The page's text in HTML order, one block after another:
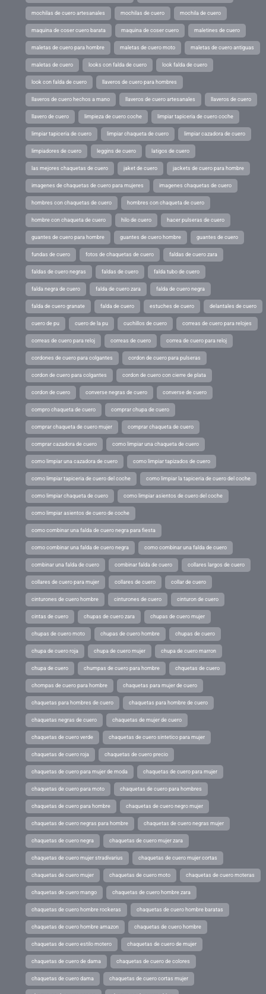
mochilas de cuero artesanales mochilas de cuero mochila de cuero
maquina de coser cuero barata maquina de coser cuero maletines de cuero
maletas de cuero para hombre maletas de cuero moto maletas de cuero antiguas
maletas de cuero looks con falda de cuero look falda de cuero
look con falda de cuero llaveros de cuero para hombres
llaveros de cuero hechos a mano llaveros de cuero artesanales llaveros de cuero
llavero de cuero limpieza de cuero coche limpiar tapiceria de cuero coche
limpiar tapiceria de cuero limpiar chaqueta de cuero limpiar cazadora de cuero
limpiadores de cuero leggins de cuero latigos de cuero
las mejores chaquetas de cuero jaket de cuero jackets de cuero para hombre
imagenes de chaquetas de cuero para mujeres imagenes chaquetas de cuero
hombres con chaquetas de cuero hombres con chaqueta de cuero
hombre con chaqueta de cuero hilo de cuero hacer pulseras de cuero
guantes de cuero para hombre guantes de cuero hombre guantes de cuero
fundas de cuero fotos de chaquetas de cuero faldas de cuero zara
faldas de cuero negras faldas de cuero falda tubo de cuero
falda negra de cuero falda de cuero zara falda de cuero negra
falda de cuero granate falda de cuero estuches de cuero delantales de cuero
cuero de pu cuero de la pu cuchillos de cuero correas de cuero para relojes
correas de cuero para reloj correas de cuero correa de cuero para reloj
cordones de cuero para colgantes cordon de cuero para pulseras
cordon de cuero para colgantes cordon de cuero con cierre de plata
cordon de cuero converse negras de cuero converse de cuero
compro chaqueta de cuero comprar chupa de cuero
comprar chaqueta de cuero mujer comprar chaqueta de cuero
comprar cazadora de cuero como limpiar una chaqueta de cuero
como limpiar una cazadora de cuero como limpiar tapizados de cuero
como limpiar tapiceria de cuero del coche como limpiar la tapiceria de cuero del coche
como limpiar chaqueta de cuero como limpiar asientos de cuero del coche
como limpiar asientos de cuero de coche
como combinar una falda de cuero negra para fiesta
como combinar una falda de cuero negra como combinar una falda de cuero
combinar una falda de cuero combinar falda de cuero collares largos de cuero
collares de cuero para mujer collares de cuero collar de cuero
cinturones de cuero hombre cinturones de cuero cinturon de cuero
cintas de cuero chupas de cuero zara chupas de cuero mujer
chupas de cuero moto chupas de cuero hombre chupas de cuero
chupa de cuero roja chupa de cuero mujer chupa de cuero marron
chupa de cuero chumpas de cuero para hombre chquetas de cuero
chompas de cuero para hombre chaquetas para mujer de cuero
chaquetas para hombres de cuero chaquetas para hombre de cuero
chaquetas negras de cuero chaquetas de mujer de cuero
chaquetas de cuero verde chaquetas de cuero sintetico para mujer
chaquetas de cuero roja chaquetas de cuero precio
chaquetas de cuero para mujer de moda chaquetas de cuero para mujer
chaquetas de cuero para moto chaquetas de cuero para hombres
chaquetas de cuero para hombre chaquetas de cuero negro mujer
chaquetas de cuero negras para hombre chaquetas de cuero negras mujer
chaquetas de cuero negra chaquetas de cuero mujer zara
chaquetas de cuero mujer stradivarius chaquetas de cuero mujer cortas
chaquetas de cuero mujer chaquetas de cuero moto chaquetas de cuero moteras
chaquetas de cuero mango chaquetas de cuero hombre zara
chaquetas de cuero hombre rockeras chaquetas de cuero hombre baratas
chaquetas de cuero hombre amazon chaquetas de cuero hombre
chaquetas de cuero estilo motero chaquetas de cuero de mujer
chaquetas de cuero de dama chaquetas de cuero de colores
chaquetas de cuero dama chaquetas de cuero cortas mujer